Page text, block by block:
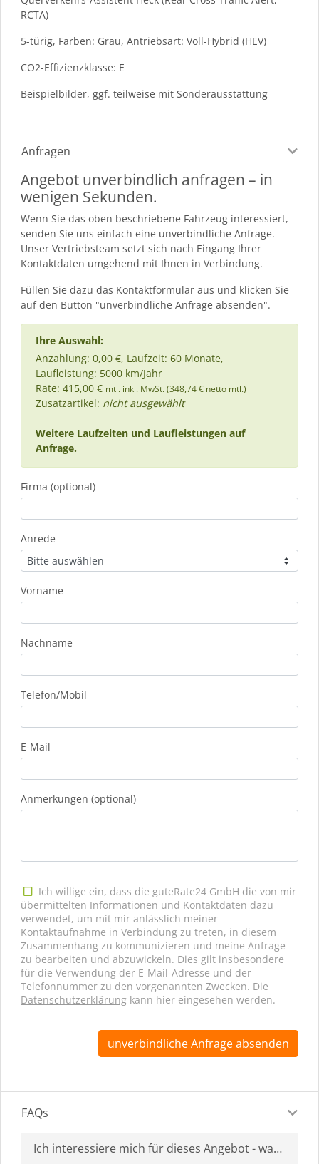
RCTA)
5-türig, Farben: Grau, Antriebsart: Voll-Hybrid (HEV)
CO2-Effizienzklasse: E
Beispielbilder, ggf. teilweise mit Sonderausstattung
Anfragen
Angebot unverbindlich anfragen – in
wenigen Sekunden.
Wenn Sie das oben beschriebene Fahrzeug interessiert,
senden Sie uns einfach eine unverbindliche Anfrage.
Unser Vertriebsteam setzt sich nach Eingang Ihrer
Kontaktdaten umgehend mit Ihnen in Verbindung.
Füllen Sie dazu das Kontaktformular aus und klicken Sie
auf den Button "unverbindliche Anfrage absenden".
Ihre Auswahl:
Anzahlung: 0,00 €, Laufzeit: 60 Monate,
Laufleistung: 5000 km/Jahr
Rate: 415,00 € mtl. inkl. MwSt. (348,74 € netto mtl.)
Zusatzartikel: nicht ausgewählt
Weitere Laufzeiten und Laufleistungen auf
Anfrage.
Firma (optional)
Anrede
Vorname
Nachname
Telefon/Mobil
E-Mail
Anmerkungen (optional)
Ich willige ein, dass die guteRate24 GmbH die von mir
übermittelten Informationen und Kontaktdaten dazu
verwendet, um mit mir anlässlich meiner
Kontaktaufnahme in Verbindung zu treten, in diesem
Zusammenhang zu kommunizieren und meine Anfrage
zu bearbeiten und abzuwickeln. Dies gilt insbesondere
für die Verwendung der E-Mail-Adresse und der
Telefonnummer zu den vorgenannten Zwecken. Die
Datenschutzerklärung kann hier eingesehen werden.
unverbindliche Anfrage absenden
FAQs
Ich interessiere mich für dieses Angebot - was muss